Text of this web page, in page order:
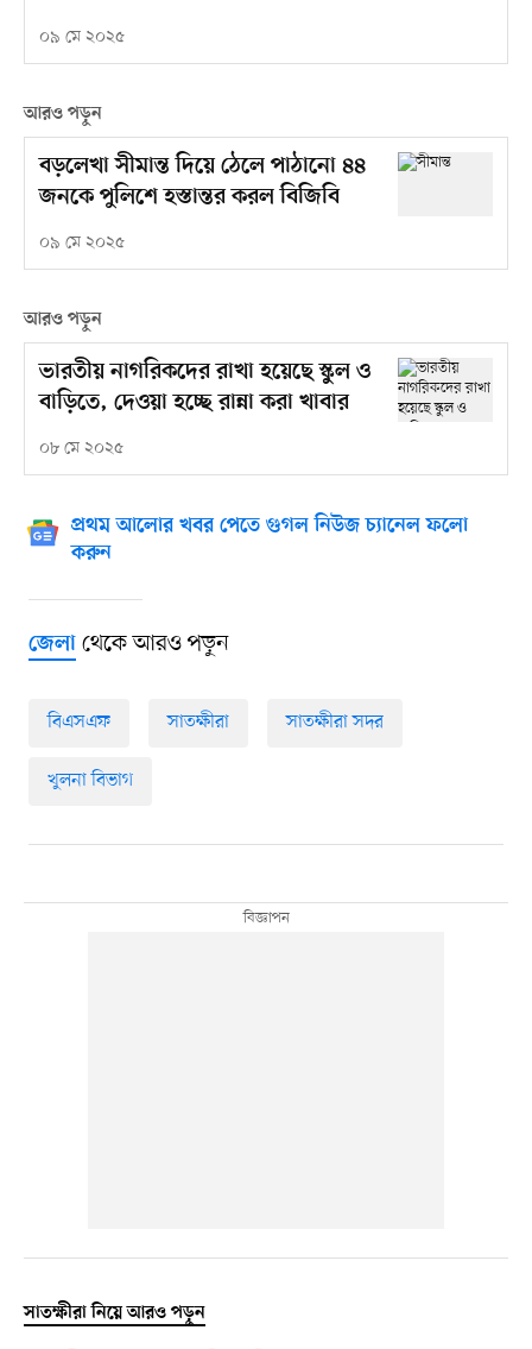
০৯ মে ২০২৫
আরও পড়ুন
বড়লেখা সীমান্ত দিয়ে ঠেলে পাঠানো ৪৪
জনকে পুলিশে হস্তান্তর করল বিজিবি
০৯ মে ২০২৫
আরও পড়ুন
ভারতীয় নাগরিকদের রাখা হয়েছে স্কুল ও
বাড়িতে, দেওয়া হচ্ছে রান্না করা খাবার
০৮ মে ২০২৫
প্রথম আলোর খবর পেতে গুগল নিউজ চ্যানেল ফলো
করুন
জেলাথেকে আরও পড়ুন
বিএসএফ সাতক্ষীরা সাতক্ষীরা সদর
খুলনা বিভাগ
সাতক্ষীরা নিয়ে আরও পড়ুন